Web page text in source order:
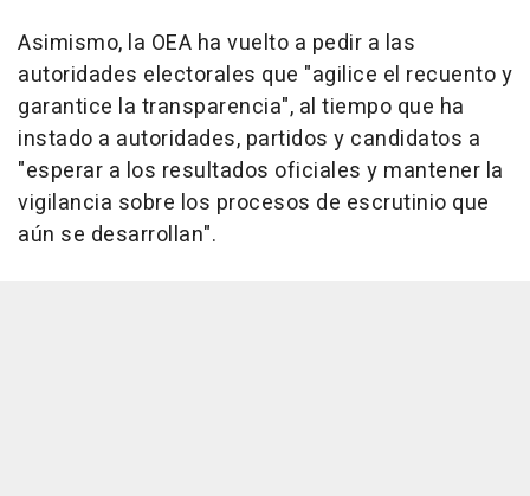
Asimismo, la OEA ha vuelto a pedir a las
autoridades electorales que "agilice el recuento y
garantice la transparencia", al tiempo que ha
instado a autoridades, partidos y candidatos a
"esperar a los resultados oficiales y mantener la
vigilancia sobre los procesos de escrutinio que
aún se desarrollan".